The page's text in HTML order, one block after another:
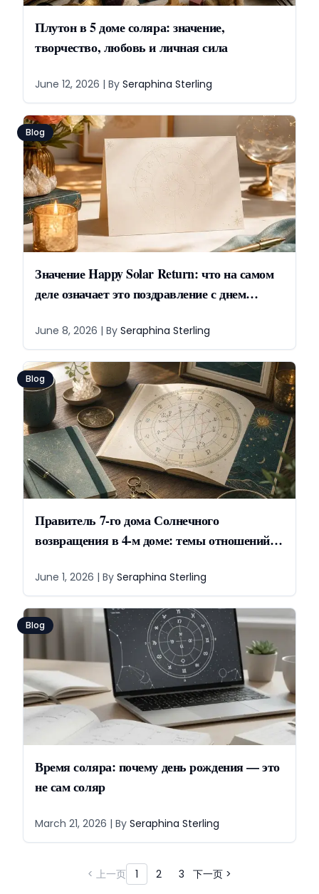
Плутон в 5 доме соляра: значение,
творчество, любовь и личная сила
June 12, 2026 | By Seraphina Sterling
Blog
Значение Happy Solar Return: что на самом
деле означает это поздравление с днем
June 8, 2026 | By Seraphina Sterling
Blog
Правитель 7-го дома Солнечного
возвращения в 4-м доме: темы отношений и
June 1, 2026 | By Seraphina Sterling
Blog
Время соляра: почему день рождения — это
не сам соляр
March 21, 2026 | By Seraphina Sterling
< 上一页 1 2 3 下一页 >